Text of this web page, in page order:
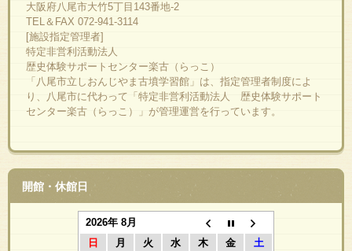
大阪府八尾市大竹5丁目143番地-2
TEL＆FAX 072-941-3114
[施設指定管理者]
特定非営利活動法人
歴史体験サポートセンター楽古（らっこ）
「八尾市立しおんじやま古墳学習館」は、指定管理者制度によ
り、八尾市に代わって「特定非営利活動法人 歴史体験サポート
センター楽古（らっこ）」が管理運営を行っています。
開館・休館日
2026年 8月
日
月 火 水 木 金
土